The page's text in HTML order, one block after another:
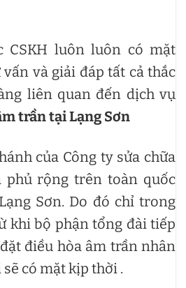
CSKH luôn luôn có mặt
và giải đáp tất cả thắc
liên quan đến dịch vụ
trần tại Lạng Sơn
của Công ty sửa chữa
phủ rộng trên toàn quốc
Sơn. Do đó chỉ trong
khi bộ phận tổng đài tiếp
điều hòa âm trần nhân
có mặt kịp thời .